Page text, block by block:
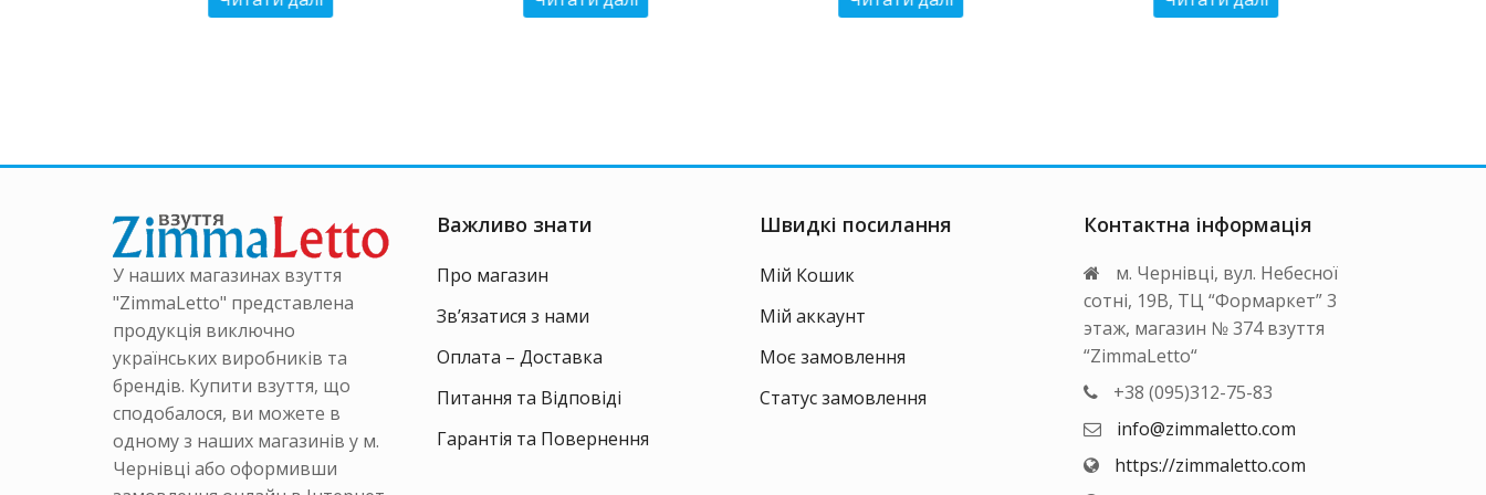
1150 ₴. 1000 ₴.
У наших магазинах взуття
"ZimmaLetto" представлена
продукція виключно
українських виробників та
брендів. Купити взуття, що
сподобалося, ви можете в
одному з наших магазинів у м.
Чернівці або оформивши
Важливо знати
Про магазин
Зв’язатися з нами
Оплата – Доставка
Питання та Відповіді
Гарантія та Повернення
Швидкі посилання
Мій Кошик
Мій аккаунт
Моє замовлення
Статус замовлення
Контактна інформація
м. Чернівці, вул. Небесної
сотні, 19В, ТЦ “Формаркет” 3
этаж, магазин № 374 взуття
“ZimmaLetto“
+38 (095)312-75-83
info@zimmaletto.com
https://zimmaletto.com